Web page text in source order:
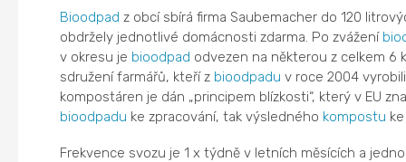
Bioodpad z obcí sbírá firma Saubemacher do 120
obdržely jednotlivé domácnosti zdarma. Po zvážení
v okresu je bioodpad odvezen na některou z celkem 6
sdružení farmářů, kteří z bioodpadu v roce 2004
kompostáren je dán „principem blízkosti“, který v EU
bioodpadu ke zpracování, tak výsledného kompostu
Frekvence svozu je 1 x týdně v letních měsících a